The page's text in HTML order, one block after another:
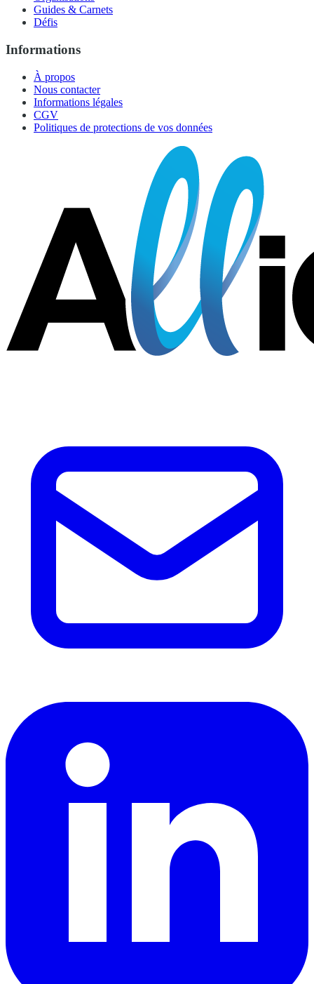
Guides & Carnets
Défis
Informations
À propos
Nous contacter
Informations légales
CGV
Politiques de protections de vos données